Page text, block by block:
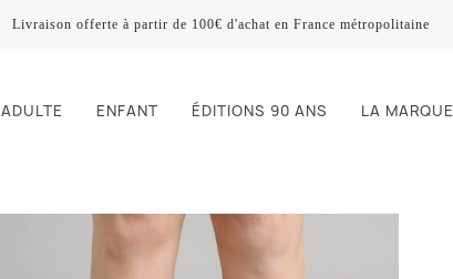
Livraison offerte à partir de 100€ d'achat en France métropolitaine
ADULTE ENFANT ÉDITIONS 90 ANS LA MARQUE